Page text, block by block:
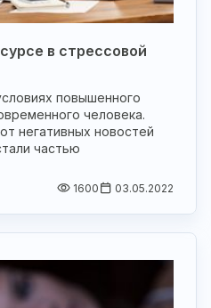
в стрессовой
повышенного
человека.
негативных новостей
частью
1600 03.05.2022